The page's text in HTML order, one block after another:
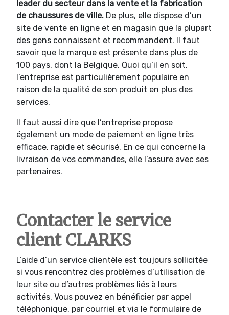
leader du secteur dans la vente et la fabrication
de chaussures de ville. De plus, elle dispose d’un
site de vente en ligne et en magasin que la plupart
des gens connaissent et recommandent. Il faut
savoir que la marque est présente dans plus de
100 pays, dont la Belgique. Quoi qu’il en soit,
l’entreprise est particulièrement populaire en
raison de la qualité de son produit en plus des
services.
Il faut aussi dire que l’entreprise propose
également un mode de paiement en ligne très
efficace, rapide et sécurisé. En ce qui concerne la
livraison de vos commandes, elle l’assure avec ses
partenaires.
Contacter le service
client CLARKS
L’aide d’un service clientèle est toujours sollicitée
si vous rencontrez des problèmes d’utilisation de
leur site ou d’autres problèmes liés à leurs
activités. Vous pouvez en bénéficier par appel
téléphonique, par courriel et via le formulaire de